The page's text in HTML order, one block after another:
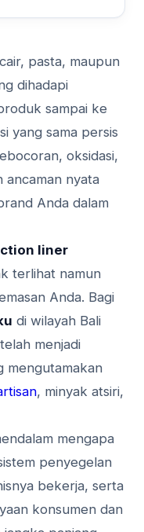
pasta, maupun
dihadapi
sampai ke
yang sama persis
oksidasi,
ancaman nyata
Anda dalam
liner
terlihat namun
Anda. Bagi
di wilayah Bali
menjadi
mengutamakan
, minyak atsiri,
mengapa
penyegelan
bekerja, serta
konsumen dan